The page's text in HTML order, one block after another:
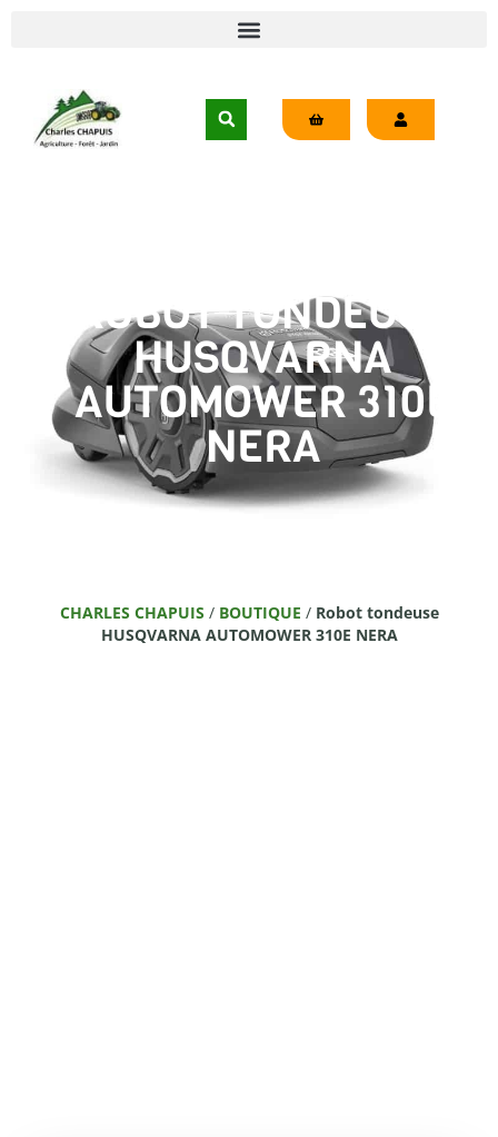
ROBOT TONDEUSE
HUSQVARNA
AUTOMOWER 310E
NERA
CHARLES CHAPUIS / BOUTIQUE / Robot tondeuse
HUSQVARNA AUTOMOWER 310E NERA